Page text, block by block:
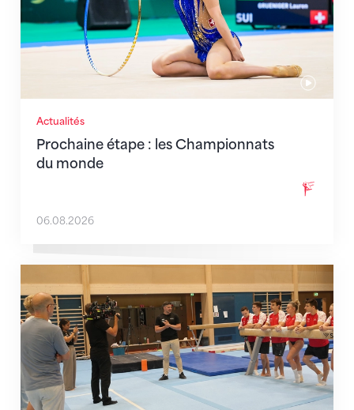
Actualités
Prochaine étape : les Championnats
du monde
06.08.2026
En route pour Zagreb avec des objectifs clairs